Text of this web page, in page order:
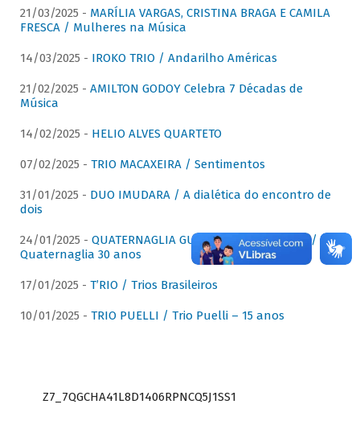
21/03/2025 - MARÍLIA VARGAS, CRISTINA BRAGA E CAMILA
FRESCA / Mulheres na Música
14/03/2025 - IROKO TRIO / Andarilho Américas
21/02/2025 - AMILTON GODOY Celebra 7 Décadas de
Música
14/02/2025 - HELIO ALVES QUARTETO
07/02/2025 - TRIO MACAXEIRA / Sentimentos
31/01/2025 - DUO IMUDARA / A dialética do encontro de
dois
24/01/2025 - QUATERNAGLIA GUITAR QUARTET (QGQ) /
Quaternaglia 30 anos
17/01/2025 - T’RIO / Trios Brasileiros
10/01/2025 - TRIO PUELLI / Trio Puelli – 15 anos
Z7_7QGCHA41L8D1406RPNCQ5J1SS1